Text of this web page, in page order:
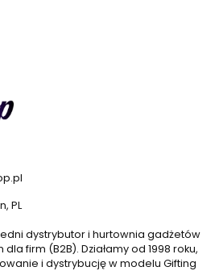
PL
dystrybutor i hurtownia gadżetów
firm (B2B). Działamy od 1998 roku,
i dystrybucję w modelu Gifting